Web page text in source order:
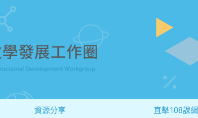
資源分享 直擊108課綱